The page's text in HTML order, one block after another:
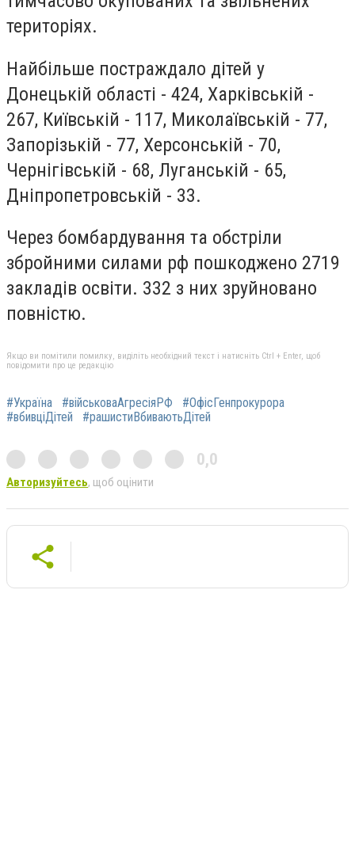
територіях.
Найбільше постраждало дітей у
Донецькій області - 424, Харківській -
267, Київській - 117, Миколаївській - 77,
Запорізькій - 77, Херсонській - 70,
Чернігівській - 68, Луганській - 65,
Дніпропетровській - 33.
Через бомбардування та обстріли
збройними силами рф пошкоджено 2719
закладів освіти. 332 з них зруйновано
повністю.
Якщо ви помітили помилку, виділіть необхідний текст і натисніть Ctrl + Enter, щоб
повідомити про це редакцію
#Україна #військоваАгресіяРФ
#ОфісГенпрокурора
#вбивціДітей
#рашистиВбиваютьДітей
0,0
Авторизуйтесь, щоб оцінити